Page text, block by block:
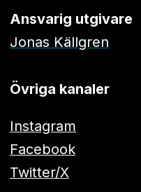
Ansvarig utgivare
Jonas Källgren
Övriga kanaler
Instagram
Facebook
Twitter/X